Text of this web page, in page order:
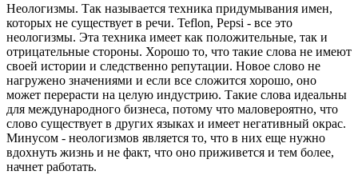
Неологизмы. Так называется техника придумывания имен,
которых не существует в речи. Teflon, Pepsi - все это
неологизмы. Эта техника имеет как положительные, так и
отрицательные стороны. Хорошо то, что такие слова не имеют
своей истории и следственно репутации. Новое слово не
нагружено значениями и если все сложится хорошо, оно
может перерасти на целую индустрию. Такие слова идеальны
для международного бизнеса, потому что маловероятно, что
слово существует в других языках и имеет негативный окрас.
Минусом - неологизмов является то, что в них еще нужно
вдохнуть жизнь и не факт, что оно приживется и тем более,
начнет работать.